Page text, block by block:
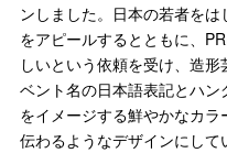
ンしました。日本の若者を
をアピールするとともに、
しいという依頼を受け、造
ベント名の日本語表記とハ
をイメージする鮮やかなカ
伝わるようなデザインにし